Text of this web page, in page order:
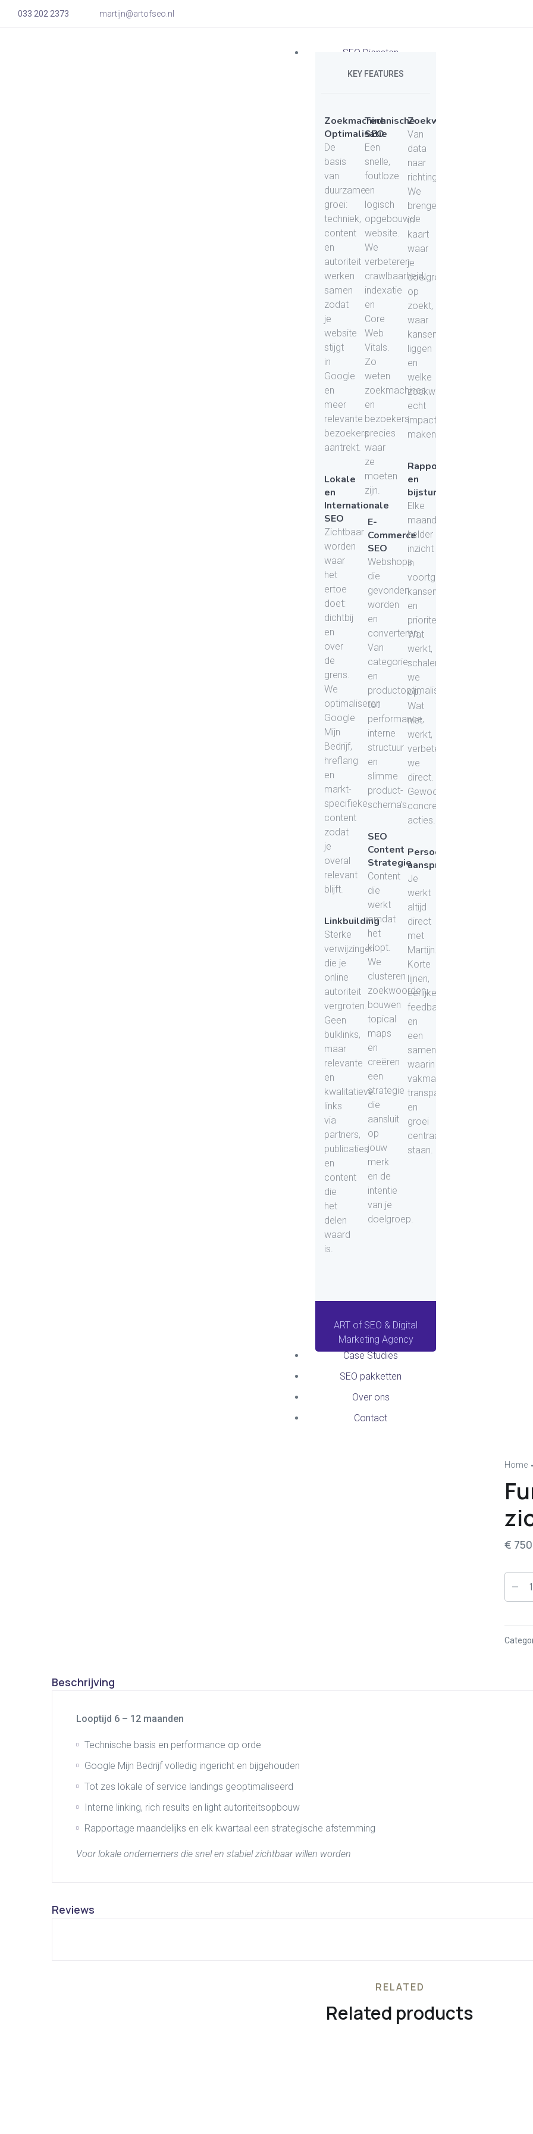
033 202 2373 martijn@artofseo.nl
SEO Diensten
KEY FEATURES
Zoekmachine
Optimalisatie
De
basis
van
duurzame
groei:
techniek,
content
en
autoriteit
werken
samen
zodat
je
website
stijgt
in
Google
en
meer
relevante
bezoekers
aantrekt.
Lokale
en
Internationale
SEO
Zichtbaar
worden
waar
het
ertoe
doet:
dichtbij
en
over
de
grens.
We
optimaliseren
Google
Mijn
Bedrijf,
hreflang
en
markt-
specifieke
content
zodat
je
overal
relevant
blijft.
Linkbuilding
Sterke
verwijzingen
die je
online
autoriteit
vergroten.
Geen
bulklinks,
maar
relevante
en
kwalitatieve
links
via
partners,
publicaties
en
content
die
het
delen
waard
is.
Technische
SEO
Een
snelle,
foutloze
en
logisch
opgebouwde
website.
We
verbeteren
crawlbaarheid,
indexatie
en
Core
Web
Vitals.
Zo
weten
zoekmachines
en
bezoekers
precies
waar
ze
moeten
zijn.
E-
Commerce
SEO
Webshops
die
gevonden
worden
en
converteren.
Van
categorie-
en
productoptimalisatie
tot
performance,
interne
structuur
en
slimme
product-
schema’s.
SEO
Content
Strategie
Content
die
werkt
omdat
het
klopt.
We
clusteren
zoekwoorden,
bouwen
topical
maps
en
creëren
een
strategie
die
aansluit
op
jouw
merk
en de
intentie
van je
doelgroep.
Zoekwoordenonderzoek
Van
data
naar
richting.
We
brengen
in
kaart
waar
je
doelgroep
op
zoekt,
waar
kansen
liggen
en
welke
zoekwoorden
echt
impact
maken.
Rapportage
en
bijsturing
Elke
maand
helder
inzicht
in
voortgang,
kansen
en
prioriteiten.
Wat
werkt,
schalen
we
op.
Wat
niet
werkt,
verbeteren
we
direct.
Gewoon
concrete
acties.
Persoonlijk
aanspreekpunt
Je
werkt
altijd
direct
met
Martijn.
Korte
lijnen,
eerlijke
feedback
en
een
samenwerking
waarin
vakmanschap,
transparantie
en
groei
centraal
staan.
ART of SEO & Digital
Marketing Agency
Case Studies
SEO pakketten
Over ons
Contact
Home
€
Beschrijving
Looptijd 6 – 12 maanden
Technische basis en performance op orde
Google Mijn Bedrijf volledig ingericht en bijgehouden
Tot zes lokale of service landings geoptimaliseerd
Interne linking, rich results en light autoriteitsopbouw
Rapportage maandelijks en elk kwartaal een strategische afstemming
Voor lokale ondernemers die snel en stabiel zichtbaar willen worden
Reviews
RELATED
Related products